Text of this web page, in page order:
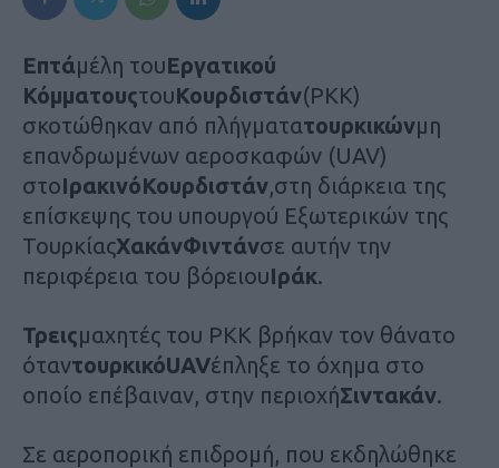
Επτάμέλη τουΕργατικού
ΚόμματουςτουΚουρδιστάν(PKK)
σκοτώθηκαν από πλήγματατουρκικώνμη
επανδρωμένων αεροσκαφών (UAV)
στοΙρακινόΚουρδιστάν,στη διάρκεια της
επίσκεψης του υπουργού Εξωτερικών της
ΤουρκίαςΧακάνΦιντάνσε αυτήν την
περιφέρεια του βόρειουΙράκ.
Τρειςμαχητές του PKK βρήκαν τον θάνατο
όταντουρκικόUAVέπληξε το όχημα στο
οποίο επέβαιναν, στην περιοχήΣιντακάν.
Σε αεροπορική επιδρομή, που εκδηλώθηκε